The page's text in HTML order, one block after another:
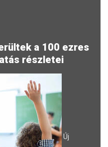
a 100 ezres
részletei
Új